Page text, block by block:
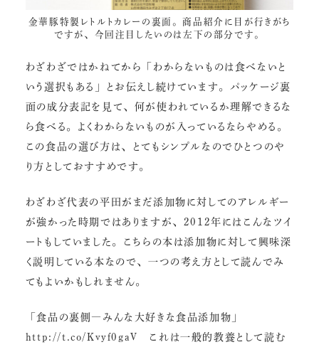
金華豚特製レトルトカレー の裏面。商品紹介に目が行きがち
ですが、今回注目したいのは左下の部分です。
わざわざではかねてから「わからないものは食べないと
いう選択もある」とお伝えし続けています。パッケージ裏
面の成分表記を見て、何が使われているか理解できるな
ら食べる。よくわからないものが入っているならやめる。
この食品の選び方は、とてもシンプルなのでひとつのや
り方としておすすめです。
わざわざ代表の平田がまだ添加物に対してのアレルギー
が強かった時期ではありますが、2012年にはこんなツイ
ートもしていました。こちらの本は添加物に対して興味深
く説明している本なので、一つの考え方として読んでみ
てもよいかもしれません。
「食品の裏側―みんな大好きな食品添加物」
http://t.co/Kvyf0gaV
これは一般的教養として読む